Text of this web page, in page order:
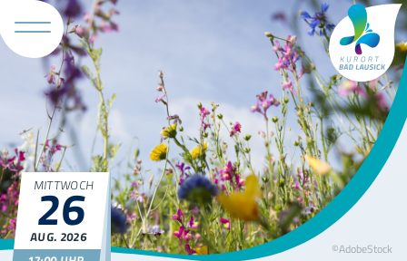
Tourismus
©AdobeStock
MITTWOCH
26
AUG.2026